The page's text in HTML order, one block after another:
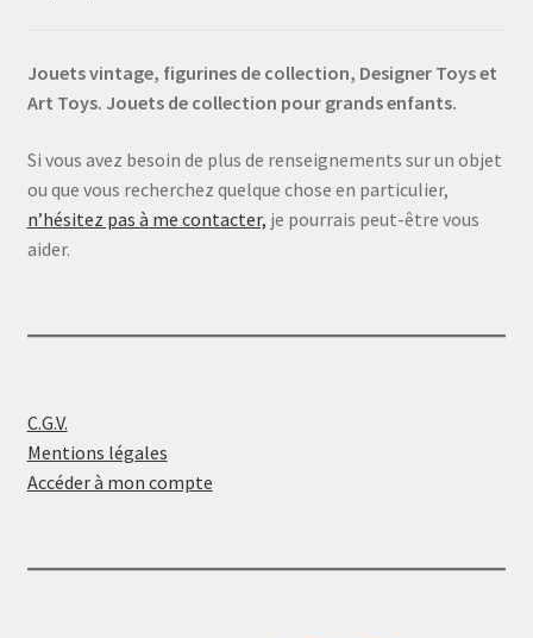
Jouets vintage, figurines de collection, Designer Toys et
Art Toys. Jouets de collection pour grands enfants.
Si vous avez besoin de plus de renseignements sur un objet
ou que vous recherchez quelque chose en particulier,
n’hésitez pas à me contacter, je pourrais peut-être vous
aider.
C.G.V.
Mentions légales
Accéder à mon compte